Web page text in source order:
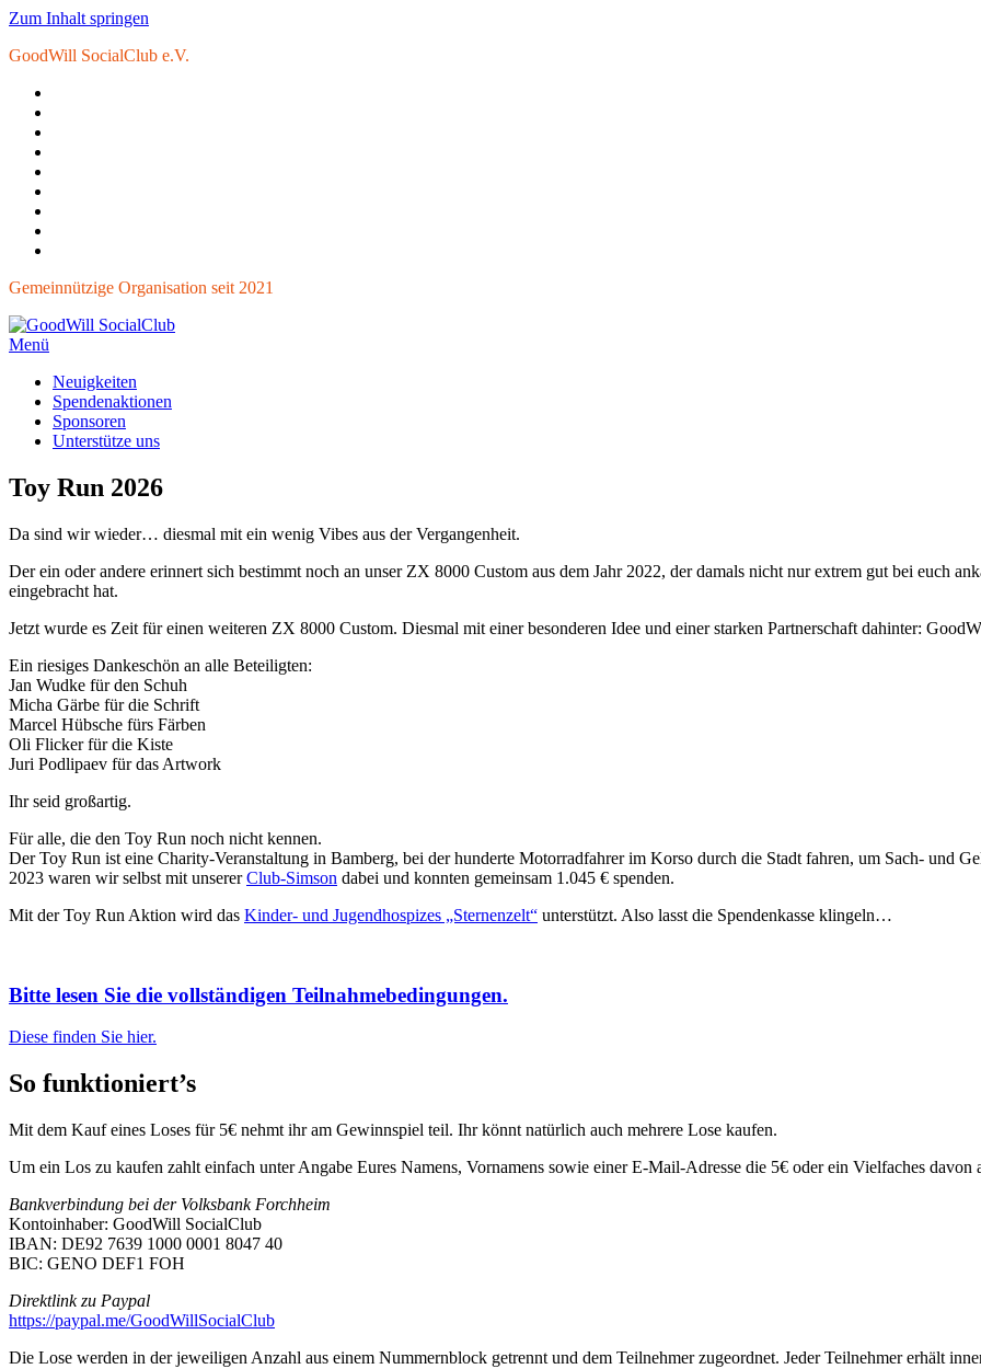
Zum Inhalt springen
GoodWill SocialClub e.V.
Gemeinnützige Organisation seit 2021
Menü
Neuigkeiten
Spendenaktionen
Sponsoren
Unterstütze uns
Toy Run 2026
Da sind wir wieder… diesmal mit ein wenig Vibes aus der Vergangenheit.
Der ein oder andere erinnert sich bestimmt noch an unser ZX 8000 Custom aus dem Jahr 2022, der damals nicht nur extrem gut bei euch
eingebracht hat.
Jetzt wurde es Zeit für einen weiteren ZX 8000 Custom. Diesmal mit einer besonderen Idee und einer starken Partnerschaft dahinter:
Ein riesiges Dankeschön an alle Beteiligten:
Jan Wudke für den Schuh
Micha Gärbe für die Schrift
Marcel Hübsche fürs Färben
Oli Flicker für die Kiste
Juri Podlipaev für das Artwork
Ihr seid großartig.
Für alle, die den Toy Run noch nicht kennen.
Der Toy Run ist eine Charity-Veranstaltung in Bamberg, bei der hunderte Motorradfahrer im Korso durch die Stadt fahren, um Sach- und
2023 waren wir selbst mit unsererClub-Simson dabei und konnten gemeinsam 1.045 € spenden.
Mit der Toy Run Aktion wird das Kinder- und Jugendhospizes „Sternenzelt“ unterstützt. Also lasst die Spendenkasse klingeln…
Bitte lesen Sie die vollständigen Teilnahmebedingungen.
Diese finden Sie hier.
So funktioniert’s
Mit dem Kauf eines Loses für 5€ nehmt ihr am Gewinnspiel teil. Ihr könnt natürlich auch mehrere Lose kaufen.
Um ein Los zu kaufen zahlt einfach unter Angabe Eures Namens, Vornamens sowie einer E-Mail-Adresse die 5€ oder ein Vielfaches davon
Bankverbindung bei der Volksbank Forchheim
Kontoinhaber: GoodWill SocialClub
IBAN: DE92 7639 1000 0001 8047 40
BIC: GENO DEF1 FOH
Direktlink zu Paypal
https://paypal.me/GoodWillSocialClub
Die Lose werden in der jeweiligen Anzahl aus einem Nummernblock getrennt und dem Teilnehmer zugeordnet. Jeder Teilnehmer erhält